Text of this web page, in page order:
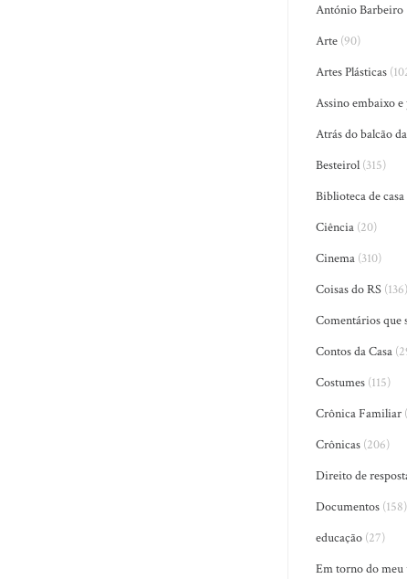
António Barbeiro
Arte (90)
Artes Plásticas
Assino embaixo
Atrás do balcão
Besteirol (315)
Biblioteca de casa
Ciência (20)
Cinema (310)
Coisas do RS (136)
Comentários que
Contos da Casa
Costumes (115)
Crônica Familiar
Crônicas (206)
Direito de
Documentos (158)
educação (27)
Em torno do